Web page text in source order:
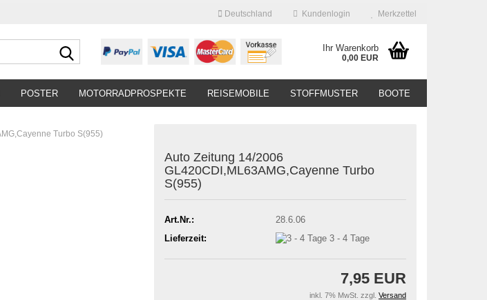
Deutschland Kundenlogin Merkzettel
Suche... Ihr Warenkorb
0,00 EUR
POSTER MOTORRADPROSPEKTE REISEMOBILE STOFFMUSTER BOOTE
Turbo S(955)
Auto Zeitung 14/2006
GL420CDI,ML63AMG,Cayenne Turbo
S(955)
Art.Nr.:
28.6.06
Lieferzeit:
3 - 4 Tage
7,95 EUR
inkl. 7% MwSt. zzgl. Versand